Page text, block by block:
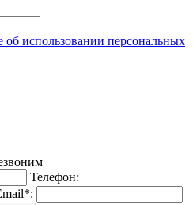
об использовании персональных
Телефон: